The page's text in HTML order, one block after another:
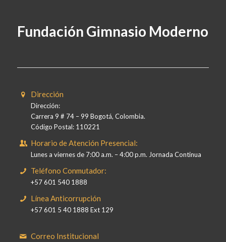
Fundación Gimnasio Moderno
Dirección
Dirección:
Carrera 9 # 74 – 99 Bogotá, Colombia.
Código Postal: 110221
Horario de Atención Presencial:
Lunes a viernes de 7:00 a.m. – 4:00 p.m. Jornada Continua
Teléfono Conmutador:
+57 601 540 1888
Línea Anticorrupción
+57 601 5 40 1888 Ext 129
Correo Institucional